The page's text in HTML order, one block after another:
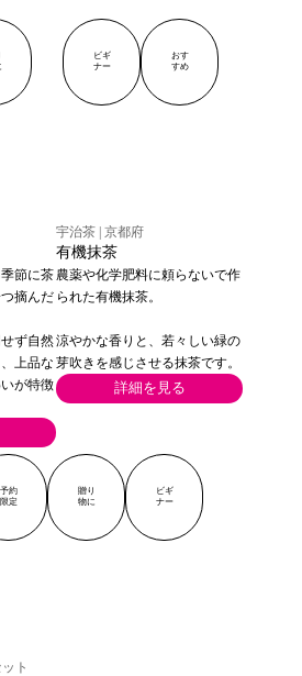
・グッズ
YUCa's Choice
・グッズ
節に茶
摘んだ
ず自然
上品な
が特徴
有機抹茶
宇治茶 | 京都府
農薬や化学肥料に頼らないで作
られた有機抹茶。
涼やかな香りと、若々しい緑の
芽吹きを感じさせる抹茶です。
詳細を見る
ビギ
ナー
おす
すめ
ト
予約
限定
贈り
物に
ビギ
ナー